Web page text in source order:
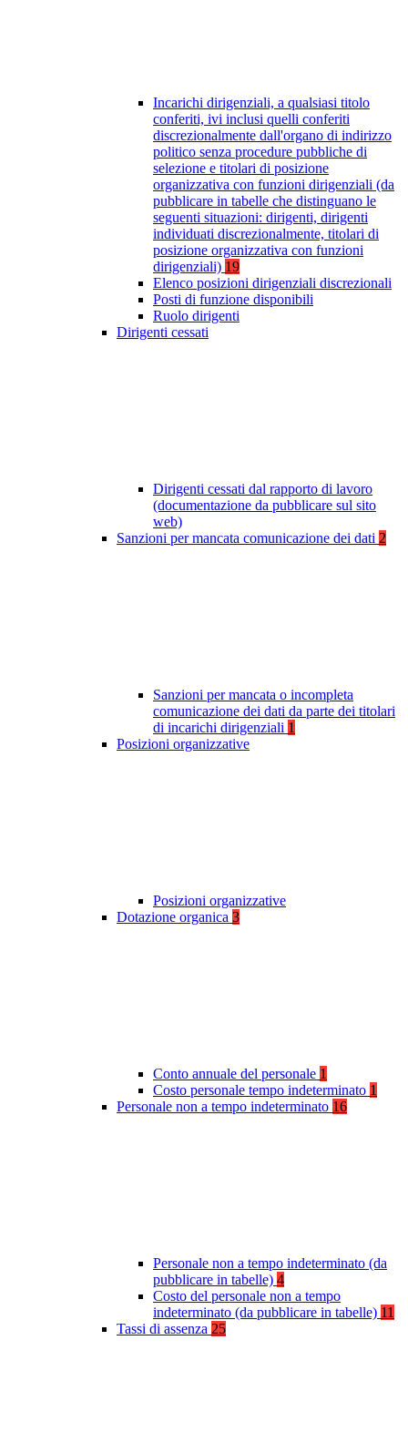
Incarichi dirigenziali, a qualsiasi titolo
conferiti, ivi inclusi quelli conferiti
discrezionalmente dall'organo di indirizzo
politico senza procedure pubbliche di
selezione e titolari di posizione
organizzativa con funzioni dirigenziali (da
pubblicare in tabelle che distinguano le
seguenti situazioni: dirigenti, dirigenti
individuati discrezionalmente, titolari di
posizione organizzativa con funzioni
dirigenziali) 19
Elenco posizioni dirigenziali discrezionali
Posti di funzione disponibili
Ruolo dirigenti
Dirigenti cessati
Dirigenti cessati dal rapporto di lavoro
(documentazione da pubblicare sul sito
web)
Sanzioni per mancata comunicazione dei dati 2
Sanzioni per mancata o incompleta
comunicazione dei dati da parte dei titolari
di incarichi dirigenziali 1
Posizioni organizzative
Posizioni organizzative
Dotazione organica 3
Conto annuale del personale 1
Costo personale tempo indeterminato 1
Personale non a tempo indeterminato 16
Personale non a tempo indeterminato (da
pubblicare in tabelle) 4
Costo del personale non a tempo
indeterminato (da pubblicare in tabelle) 11
Tassi di assenza 25